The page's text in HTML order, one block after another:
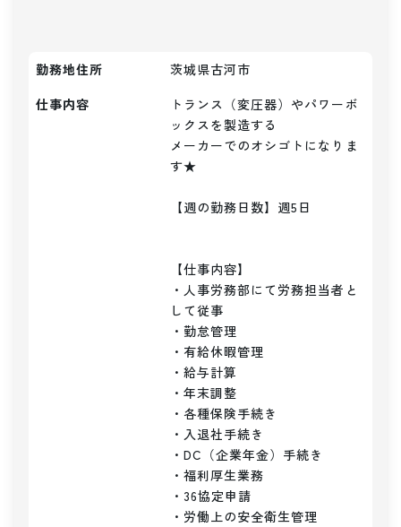
勤務地住所
茨城県古河市
仕事内容
トランス（変圧器）やパワーボ
ックスを製造する
メーカーでのオシゴトになりま
す★
【週の勤務日数】週5日
【仕事内容】
・人事労務部にて労務担当者と
して従事
・勤怠管理
・有給休暇管理
・給与計算
・年末調整
・各種保険手続き
・入退社手続き
・DC（企業年金）手続き
・福利厚生業務
・36協定申請
・労働上の安全衛生管理